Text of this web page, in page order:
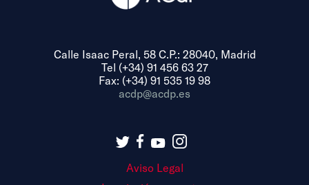
Calle Isaac Peral, 58 C.P.: 28040, Madrid
Tel (+34) 91 456 63 27
Fax: (+34) 91 535 19 98
acdp@acdp.es
Aviso Legal